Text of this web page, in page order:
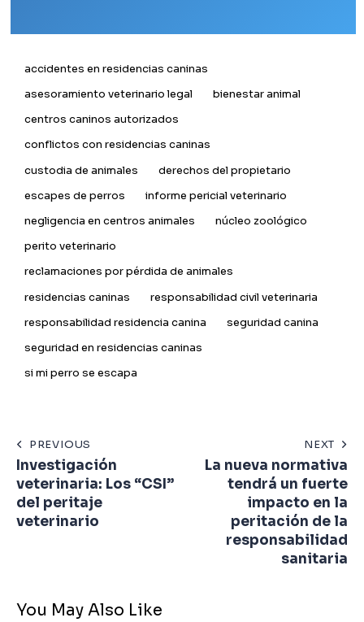
accidentes en residencias caninas
asesoramiento veterinario legal
bienestar animal
centros caninos autorizados
conflictos con residencias caninas
custodia de animales
derechos del propietario
escapes de perros
informe pericial veterinario
negligencia en centros animales
núcleo zoológico
perito veterinario
reclamaciones por pérdida de animales
residencias caninas
responsabilidad civil veterinaria
responsabilidad residencia canina
seguridad canina
seguridad en residencias caninas
si mi perro se escapa
PREVIOUS
Investigación
veterinaria: Los “CSI”
del peritaje
veterinario
NEXT
La nueva normativa
tendrá un fuerte
impacto en la
peritación de la
responsabilidad
sanitaria
You May Also Like